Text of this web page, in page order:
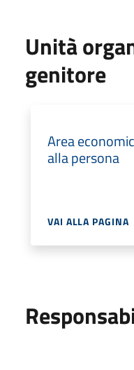
Unità
genitore
Area
alla persona
VAI ALLA PAGINA